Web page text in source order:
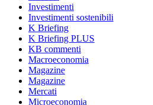
Investimenti
Investimenti sostenibili
K Briefing
K Briefing PLUS
KB commenti
Macroeconomia
Magazine
Magazine
Mercati
Microeconomia